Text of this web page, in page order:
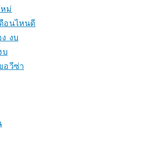
ม่
อนไหนดี
งบ
บ
อวีซ่า